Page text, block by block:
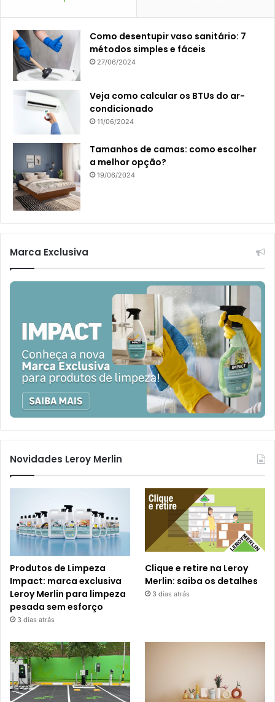
Como desentupir vaso sanitário: 7
métodos simples e fáceis
27/06/2024
Veja como calcular os BTUs do ar-
condicionado
11/06/2024
Tamanhos de camas: como escolher
a melhor opção?
19/06/2024
Marca Exclusiva
Novidades Leroy Merlin
Produtos de Limpeza
Impact: marca exclusiva
Leroy Merlin para limpeza
pesada sem esforço
3 dias atrás
Clique e retire na Leroy
Merlin: saiba os detalhes
3 dias atrás